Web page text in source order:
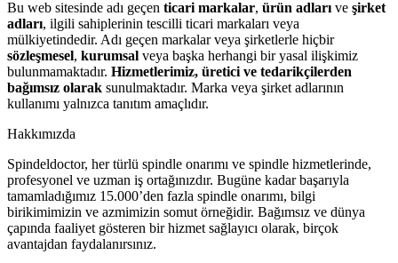
Bu web sitesinde adı geçen ticari markalar, ürün adları ve şirket
adları, ilgili sahiplerinin tescilli ticari markaları veya
mülkiyetindedir. Adı geçen markalar veya şirketlerle hiçbir
sözleşmesel, kurumsal veya başka herhangi bir yasal ilişkimiz
bulunmamaktadır. Hizmetlerimiz, üretici ve tedarikçilerden
bağımsız olarak sunulmaktadır. Marka veya şirket adlarının
kullanımı yalnızca tanıtım amaçlıdır.
Hakkımızda
Spindeldoctor, her türlü spindle onarımı ve spindle hizmetlerinde,
profesyonel ve uzman iş ortağınızdır. Bugüne kadar başarıyla
tamamladığımız 15.000’den fazla spindle onarımı, bilgi
birikimimizin ve azmimizin somut örneğidir. Bağımsız ve dünya
çapında faaliyet gösteren bir hizmet sağlayıcı olarak, birçok
avantajdan faydalanırsınız.